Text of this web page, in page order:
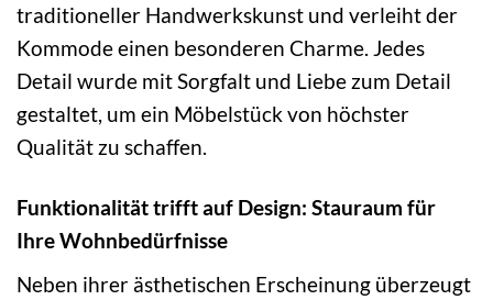
traditioneller Handwerkskunst und verleiht der
Kommode einen besonderen Charme. Jedes
Detail wurde mit Sorgfalt und Liebe zum Detail
gestaltet, um ein Möbelstück von höchster
Qualität zu schaffen.
Funktionalität trifft auf Design: Stauraum für
Ihre Wohnbedürfnisse
Neben ihrer ästhetischen Erscheinung überzeugt